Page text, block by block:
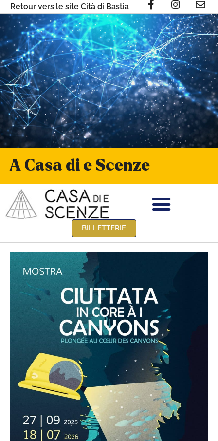
Retour vers le site Cità di Bastia
A Casa di e Scenze
BILLETTERIE